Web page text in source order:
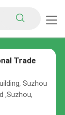
Trade
Suzhou
,Suzhou,